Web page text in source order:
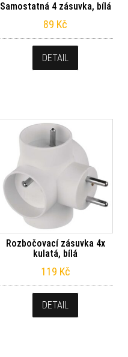
Samostatná 4 zásuvka, bílá
89 Kč
DETAIL
Rozbočovací zásuvka 4x
kulatá, bílá
119 Kč
DETAIL